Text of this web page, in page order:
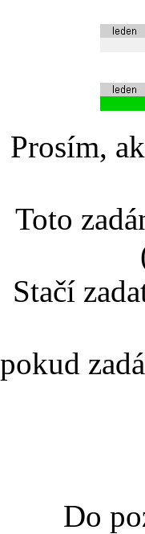
Prosím,
Toto
Stačí
pokud
Do